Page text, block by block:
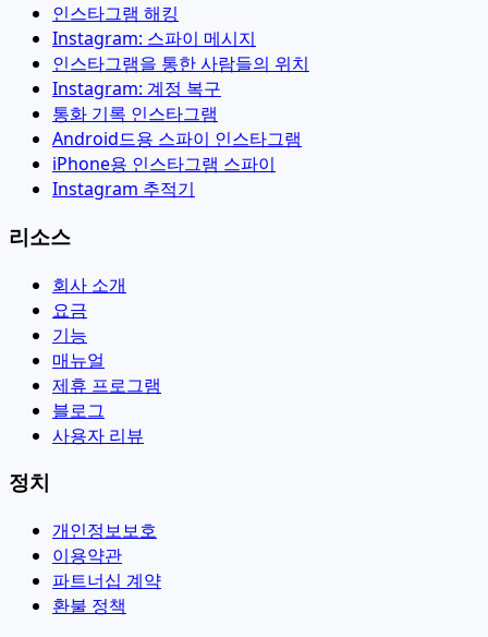
인스타그램 해킹
Instagram: 스파이 메시지
인스타그램을 통한 사람들의 위치
Instagram: 계정 복구
통화 기록 인스타그램
Android드용 스파이 인스타그램
iPhone용 인스타그램 스파이
Instagram 추적기
리소스
회사 소개
요금
기능
매뉴얼
제휴 프로그램
블로그
사용자 리뷰
정치
개인정보보호
이용약관
파트너십 계약
환불 정책